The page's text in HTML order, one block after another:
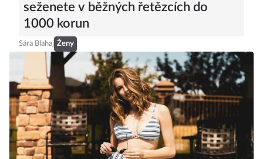
seženete v běžných řetězcích do
1000 korun
Sára Blahaj Ženy